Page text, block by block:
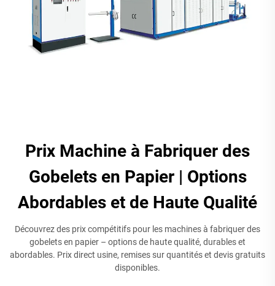
Prix Machine à Fabriquer des
Gobelets en Papier | Options
Abordables et de Haute Qualité
Découvrez des prix compétitifs pour les machines à fabriquer des
gobelets en papier – options de haute qualité, durables et
abordables. Prix direct usine, remises sur quantités et devis gratuits
disponibles.